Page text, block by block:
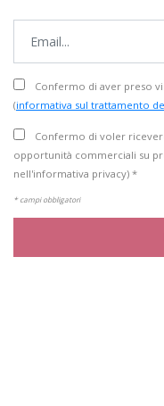
Confermo di aver preso
(informativa sul trattamento
Confermo di voler
opportunità commerciali su
nell'informativa privacy) *
* campi obbligatori